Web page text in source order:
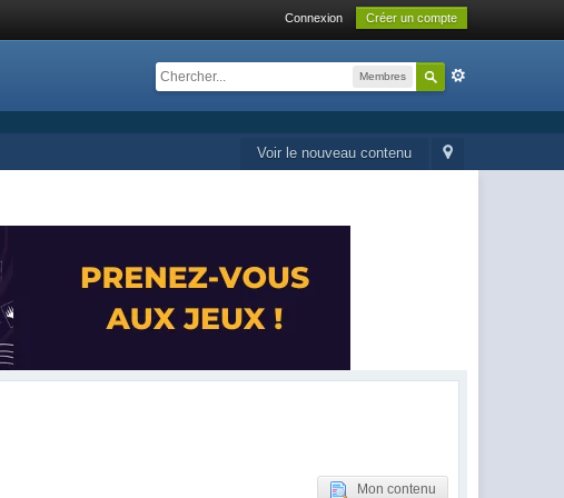
Connexion Créer un compte
Membres
Voir le nouveau contenu
Mon contenu